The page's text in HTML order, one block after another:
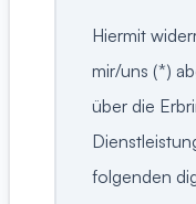
Hiermit
mir/uns (*)
über die
folgenden